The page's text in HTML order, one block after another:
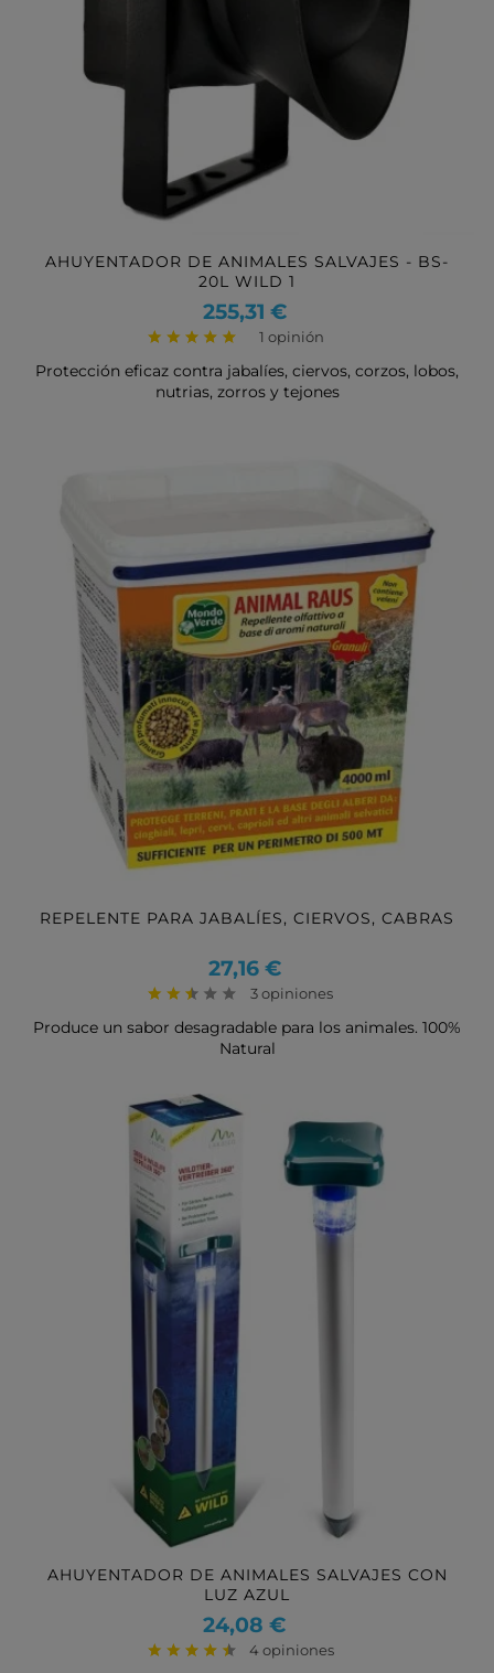
AHUYENTADOR DE ANIMALES SALVAJES - BS-
20L WILD 1
Precio
255,31 €
1 opinión
Protección eficaz contra jabalíes, ciervos, corzos, lobos,
nutrias, zorros y tejones
REPELENTE PARA JABALÍES, CIERVOS, CABRAS
Precio
27,16 €
3 opiniones
Produce un sabor desagradable para los animales. 100%
Natural
AHUYENTADOR DE ANIMALES SALVAJES CON
LUZ AZUL
Precio
24,08 €
4 opiniones